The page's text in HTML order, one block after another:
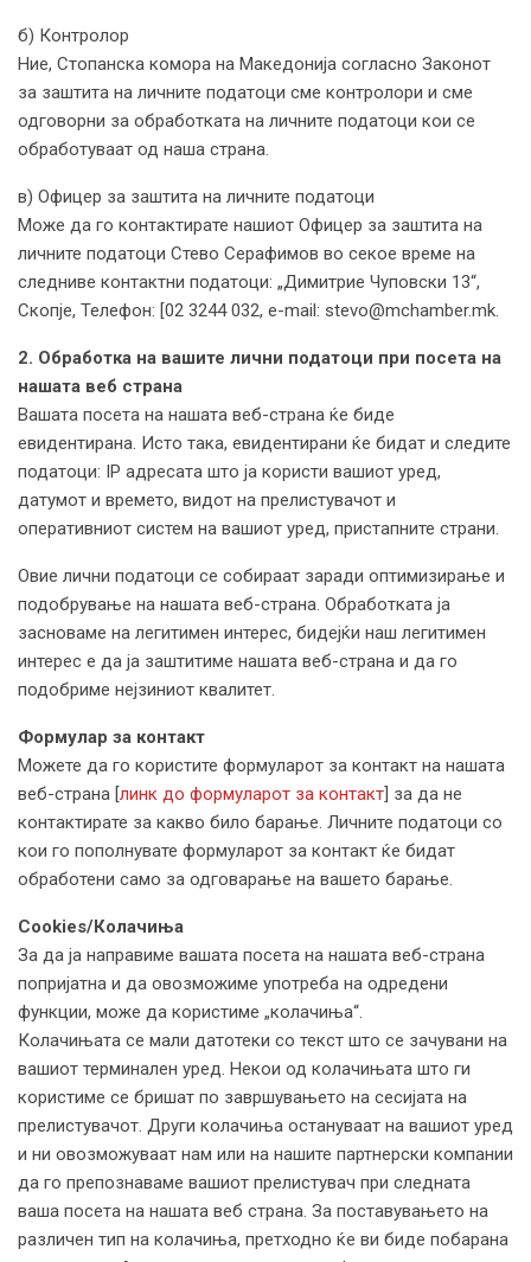
б) Контролор
Ние, Стопанска комора на Македонија согласно Законот
за заштита на личните податоци сме контролори и сме
одговорни за обработката на личните податоци кои се
обработуваат од наша страна.
в) Офицер за заштита на личните податоци
Може да го контактирате нашиот Офицер за заштита на
личните податоци Стево Серафимов во секое време на
следниве контактни податоци: „Димитрие Чуповски 13“,
Скопје, Телефон: [02 3244 032, e-mail: stevo@mchamber.mk.
2. Oбработка на вашите лични податоци при посета на
нашата веб страна
Вашата посета на нашата веб-страна ќе биде
евидентирана. Исто така, евидентирани ќе бидат и следите
податоци: IP адресата што ја користи вашиот уред,
датумот и времето, видот на прелистувачот и
оперативниот систем на вашиот уред, пристапните страни.
Овие лични податоци се собираат заради оптимизирање и
подобрување на нашата веб-страна. Обработката ја
засноваме на легитимен интерес, бидејќи наш легитимен
интерес е да ја заштитиме нашата веб-страна и да го
подобриме нејзиниот квалитет.
Формулар за контакт
Можете да го користите формуларот за контакт на нашата
веб-страна [линк до формуларот за контакт] за да не
контактирате за какво било барање. Личните податоци со
кои го пополнувате формуларот за контакт ќе бидат
обработени само за одговарање на вашето барање.
Cookies/Колачиња
За да ја направиме вашата посета на нашата веб-странa
попријатна и да овозможиме употреба на одредени
функции, може да користиме „колачиња“.
Колачињата се мали датотеки со текст што се зачувани на
вашиот терминален уред. Некои од колачињата што ги
користиме се бришат по завршувањето на сесијата на
прелистувачот. Други колачиња остануваат на вашиот уред
и ни овозможуваат нам или на нашите партнерски компании
да го препознаваме вашиот прелистувач при следната
ваша посета на нашата веб страна. За поставувањето на
различен тип на колачиња, претходно ќе ви биде побарана